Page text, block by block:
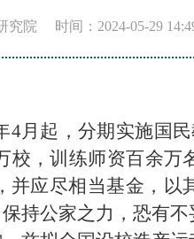
究院 时间：2024-05-29
月起，分期实施国
，训练师资百余
应尽相当基金，以
持公家之力，恐有